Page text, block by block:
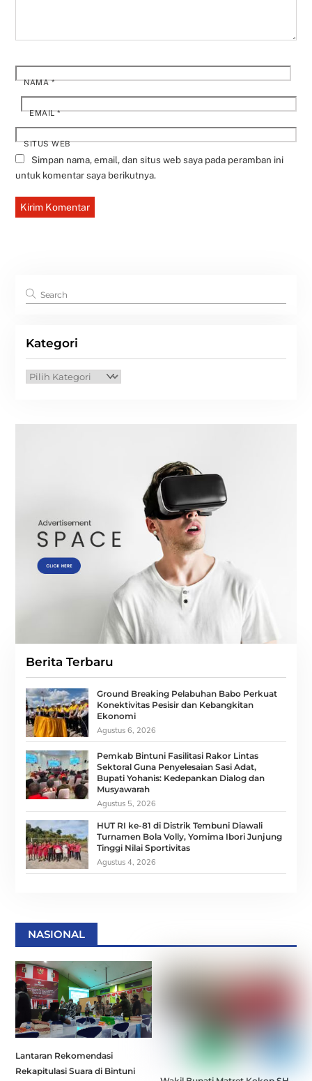
NAMA*
EMAIL*
SITUS WEB
Simpan nama, email, dan situs web saya pada peramban ini
untuk komentar saya berikutnya.
Kategori
Kategori
Berita Terbaru
Ground Breaking Pelabuhan Babo Perkuat
Konektivitas Pesisir dan Kebangkitan
Ekonomi
Agustus 6, 2026
Pemkab Bintuni Fasilitasi Rakor Lintas
Sektoral Guna Penyelesaian Sasi Adat,
Bupati Yohanis: Kedepankan Dialog dan
Musyawarah
Agustus 5, 2026
HUT RI ke-81 di Distrik Tembuni Diawali
Turnamen Bola Volly, Yomima Ibori Junjung
Tinggi Nilai Sportivitas
Agustus 4, 2026
NASIONAL
Lantaran Rekomendasi
Rekapitulasi Suara di Bintuni